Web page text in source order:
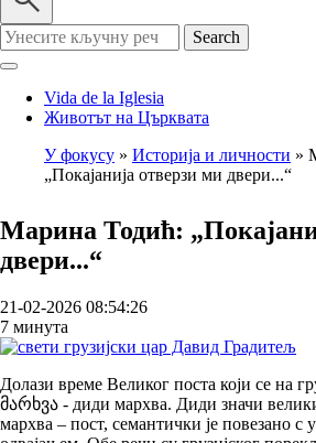
Search
Vida de la Iglesia
Животът на Църквата
Breadcrumb
У фокусу Историја и личности
„Покајанија отверзи ми двери...“
Марина Тодић:
двери...“
21-02-2026 08:54:26
7 минута
Долази време Великог поста који се на
მარხვა - диди мархва. Диди значи
мархва – пост, семантички је повезано с